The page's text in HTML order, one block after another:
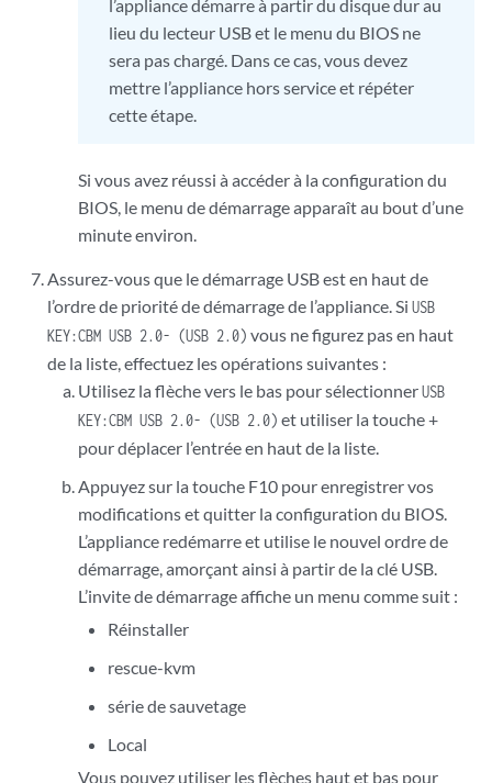
l’appliance démarre à partir du disque dur au
lieu du lecteur USB et le menu du BIOS ne
sera pas chargé. Dans ce cas, vous devez
mettre l’appliance hors service et répéter
cette étape.
Si vous avez réussi à accéder à la configuration du
BIOS, le menu de démarrage apparaît au bout d’une
minute environ.
Assurez-vous que le démarrage USB est en haut de
l’ordre de priorité de démarrage de l’appliance. SiUSB
KEY:CBM USB 2.0- (USB 2.0) vous ne figurez pas en haut
de la liste, effectuez les opérations suivantes :
Utilisez la flèche vers le bas pour sélectionnerUSB
KEY:CBM USB 2.0- (USB 2.0) et utiliser la touche +
pour déplacer l’entrée en haut de la liste.
Appuyez sur la touche F10 pour enregistrer vos
modifications et quitter la configuration du BIOS.
L’appliance redémarre et utilise le nouvel ordre de
démarrage, amorçant ainsi à partir de la clé USB.
L’invite de démarrage affiche un menu comme suit :
Réinstaller
rescue-kvm
série de sauvetage
Local
Vous pouvez utiliser les flèches haut et bas pour